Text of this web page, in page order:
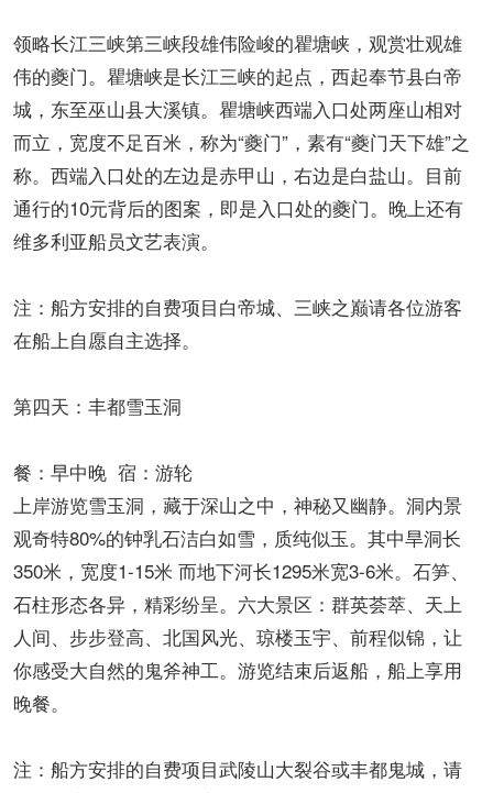
领略长江三峡第三峡段雄伟险峻的瞿塘峡，观赏壮观雄
伟的夔门。瞿塘峡是长江三峡的起点，西起奉节县白帝
城，东至巫山县大溪镇。瞿塘峡西端入口处两座山相对
而立，宽度不足百米，称为“夔门”，素有“夔门天下雄”之
称。西端入口处的左边是赤甲山，右边是白盐山。目前
通行的10元背后的图案，即是入口处的夔门。晚上还有
维多利亚船员文艺表演。
注：船方安排的自费项目白帝城、三峡之巅请各位游客
在船上自愿自主选择。
第四天：丰都雪玉洞
餐：早中晚 宿：游轮
上岸游览雪玉洞，藏于深山之中，神秘又幽静。洞内景
观奇特80%的钟乳石洁白如雪，质纯似玉。其中旱洞长
350米，宽度1-15米 而地下河长1295米宽3-6米。石笋、
石柱形态各异，精彩纷呈。六大景区：群英荟萃、天上
人间、步步登高、北国风光、琼楼玉宇、前程似锦，让
你感受大自然的鬼斧神工。游览结束后返船，船上享用
晚餐。
注：船方安排的自费项目武陵山大裂谷或丰都鬼城，请